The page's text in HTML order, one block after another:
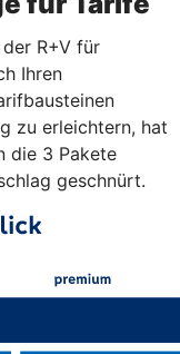
R+V für
Ihren
zu erleichtern, hat
die 3 Pakete
geschnürt.